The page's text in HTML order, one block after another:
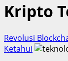
Kripto
Revolusi
Ketahui